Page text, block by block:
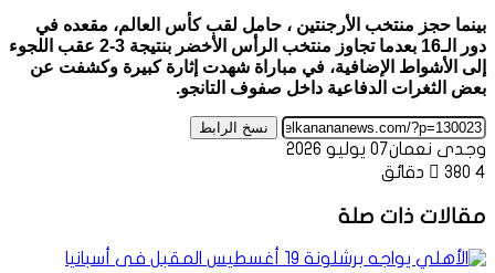
بينما حجز منتخب الأرجنتين ، حامل لقب كأس العالم، مقعده في
دور الـ16 بعدما تجاوز منتخب الرأس الأخضر بنتيجة 3-2 عقب اللجوء
إلى الأشواط الإضافية، في مباراة شهدت إثارة كبيرة وكشفت عن
بعض الثغرات الدفاعية داخل صفوف التانجو.
نسخ الرابط
وجدى نعمان07 يوليو 2026
380 4 دقائق
مقالات ذات صلة